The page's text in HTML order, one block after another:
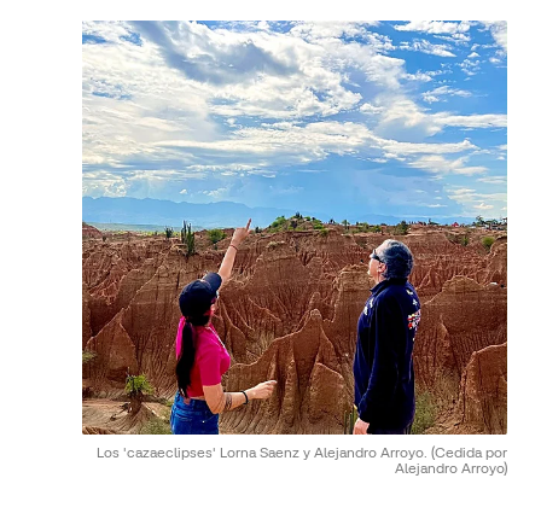
Los 'cazaeclipses' Lorna Saenz y Alejandro Arroyo. (Cedida por
Alejandro Arroyo)